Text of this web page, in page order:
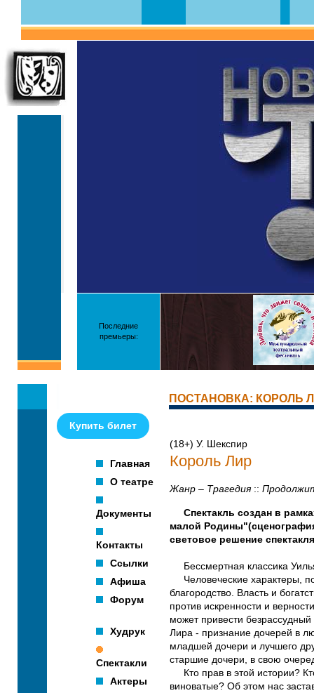
Последние
премьеры:
ПОСТАНОВКА: КОРОЛЬ
Купить билет
Главная
О театре
Документы
Контакты
Ссылки
Афиша
Форум
Худрук
Спектакли
Актеры
(18+) У. Шекспир
Король Лир
Жанр – Трагедия::
Спектакль создан в
малой
световое решение
Бессмертная классика
Человеческие характеры,
благородство. Власть и
против искренности и
может привести
Лира - признание дочерей в
младшей дочери и лучшего
старшие дочери, в свою
Кто прав в этой истории?
виноватые? Об этом нас